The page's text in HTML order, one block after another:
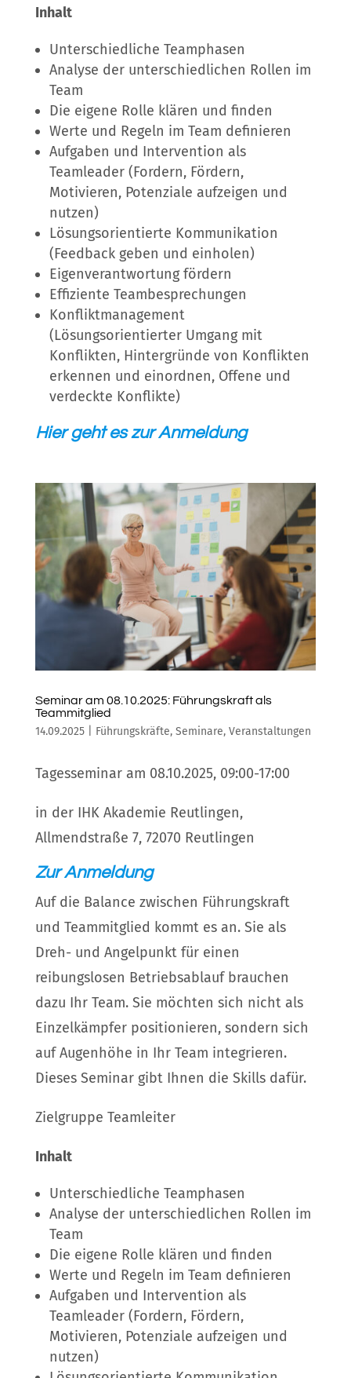
Inhalt
Unterschiedliche Teamphasen
Analyse der unterschiedlichen Rollen im
Team
Die eigene Rolle klären und finden
Werte und Regeln im Team definieren
Aufgaben und Intervention als
Teamleader (Fordern, Fördern,
Motivieren, Potenziale aufzeigen und
nutzen)
Lösungsorientierte Kommunikation
(Feedback geben und einholen)
Eigenverantwortung fördern
Effiziente Teambesprechungen
Konfliktmanagement
(Lösungsorientierter Umgang mit
Konflikten, Hintergründe von Konflikten
erkennen und einordnen, Offene und
verdeckte Konflikte)
Hier geht es zur Anmeldung
Seminar am 08.10.2025: Führungskraft als
Teammitglied
14.09.2025| Führungskräfte, Seminare, Veranstaltungen
Tagesseminar am 08.10.2025, 09:00-17:00
in der IHK Akademie Reutlingen,
Allmendstraße 7, 72070 Reutlingen
Zur Anmeldung
Auf die Balance zwischen Führungskraft
und Teammitglied kommt es an. Sie als
Dreh- und Angelpunkt für einen
reibungslosen Betriebsablauf brauchen
dazu Ihr Team. Sie möchten sich nicht als
Einzelkämpfer positionieren, sondern sich
auf Augenhöhe in Ihr Team integrieren.
Dieses Seminar gibt Ihnen die Skills dafür.
Zielgruppe Teamleiter
Inhalt
Unterschiedliche Teamphasen
Analyse der unterschiedlichen Rollen im
Team
Die eigene Rolle klären und finden
Werte und Regeln im Team definieren
Aufgaben und Intervention als
Teamleader (Fordern, Fördern,
Motivieren, Potenziale aufzeigen und
nutzen)